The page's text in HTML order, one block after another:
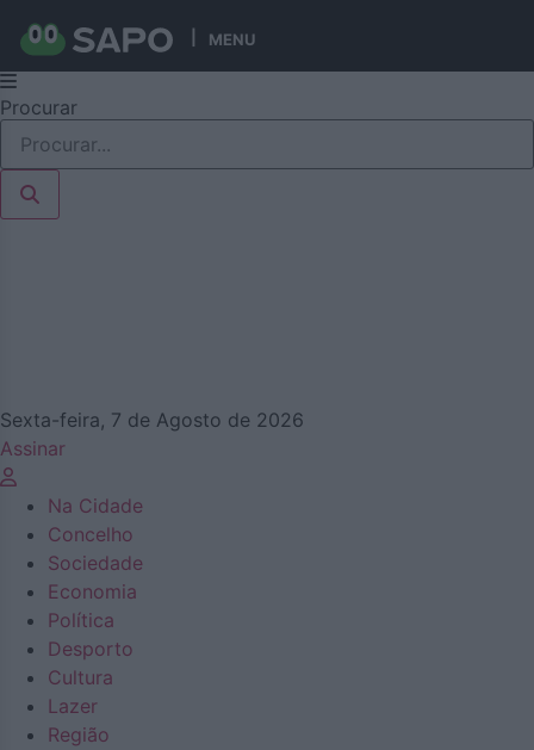
MENU
Pular
para
conteúdo
Procurar
Sexta-feira, 7 de Agosto de 2026
Assinar
Na Cidade
Concelho
Sociedade
Economia
Política
Desporto
Cultura
Lazer
Região